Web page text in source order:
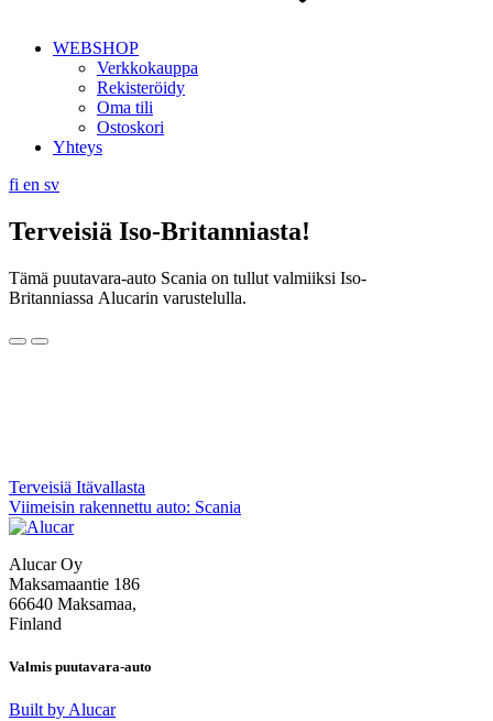
WEBSHOP
Verkkokauppa
Rekisteröidy
Oma tili
Ostoskori
Yhteys
fi en sv
Terveisiä Iso-Britanniasta!
Tämä puutavara-auto Scania on tullut valmiiksi Iso-
Britanniassa Alucarin varustelulla.
Artikkelien
selaus
Terveisiä Itävallasta
Viimeisin rakennettu auto: Scania
Alucar Oy
Maksamaantie 186
66640 Maksamaa,
Finland
Valmis puutavara-auto
Built by Alucar